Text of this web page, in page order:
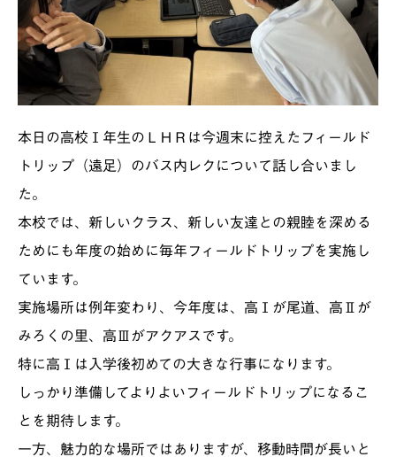
本日の高校Ⅰ年生のＬＨＲは今週末に控えたフィールド
トリップ（遠足）のバス内レクについて話し合いまし
た。
本校では、新しいクラス、新しい友達との親睦を深める
ためにも年度の始めに毎年フィールドトリップを実施し
ています。
実施場所は例年変わり、今年度は、高Ⅰが尾道、高Ⅱが
みろくの里、高Ⅲがアクアスです。
特に高Ⅰは入学後初めての大きな行事になります。
しっかり準備してよりよいフィールドトリップになるこ
とを期待します。
一方、魅力的な場所ではありますが、移動時間が長いと